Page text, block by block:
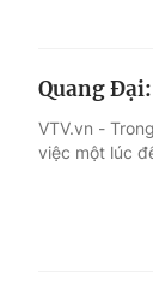
Quang
VTV.vn -
việc một lúc